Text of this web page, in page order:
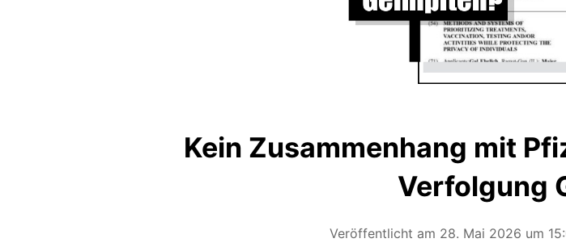
Kein Zusammenhang mit
Verfolgung
Veröffentlicht am 28. Mai 2026 um